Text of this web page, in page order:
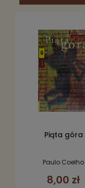
Piąta góra
Paulo Coelho
8,00 zł